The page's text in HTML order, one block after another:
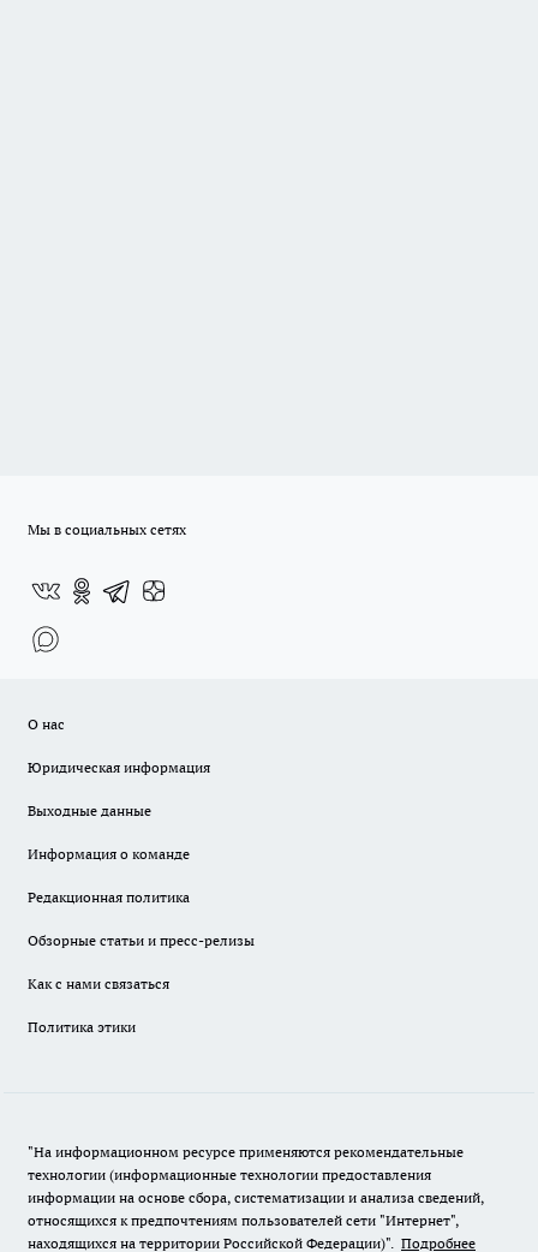
Мы в социальных сетях
О нас
Юридическая информация
Выходные данные
Информация о команде
Редакционная политика
Обзорные статьи и пресс-релизы
Как с нами связаться
Политика этики
"На информационном ресурсе применяются рекомендательные
технологии (информационные технологии предоставления
информации на основе сбора, систематизации и анализа сведений,
относящихся к предпочтениям пользователей сети "Интернет",
находящихся на территории Российской Федерации)". Подробнее